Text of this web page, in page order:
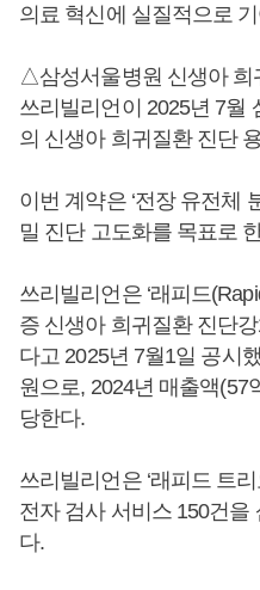
의료 혁신에 실질적으로
△삼성서울병원 신생아 희
쓰리빌리언이 2025년 7월
의 신생아 희귀질환 진단
이번 계약은 ‘전장 유전체
밀 진단 고도화를 목표로
쓰리빌리언은 ‘래피드
증 신생아 희귀질환 진단
다고 2025년 7월1일 공시
원으로, 2024년 매출액(57
당한다.
쓰리빌리언은 ‘래피드 트
전자 검사 서비스 150건
다.